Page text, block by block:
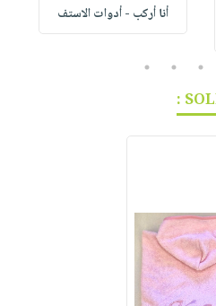
أنا أركب - أدوات الاستف
3
4
5